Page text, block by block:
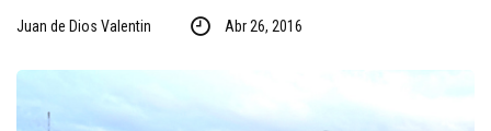
Juan de Dios Valentin Abr 26, 2016